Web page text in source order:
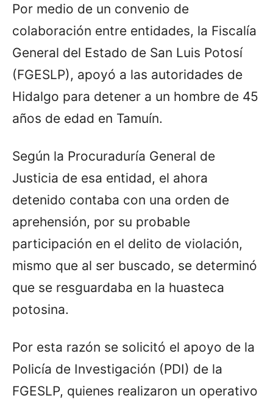
Por medio de un convenio de
colaboración entre entidades, la Fiscalía
General del Estado de San Luis Potosí
(FGESLP), apoyó a las autoridades de
Hidalgo para detener a un hombre de 45
años de edad en Tamuín.
Según la Procuraduría General de
Justicia de esa entidad, el ahora
detenido contaba con una orden de
aprehensión, por su probable
participación en el delito de violación,
mismo que al ser buscado, se determinó
que se resguardaba en la huasteca
potosina.
Por esta razón se solicitó el apoyo de la
Policía de Investigación (PDI) de la
FGESLP, quienes realizaron un operativo